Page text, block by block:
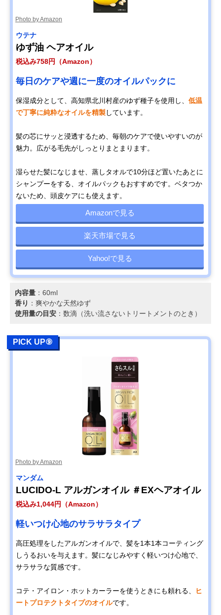
Photo by Amazon
ウテナ
ゆず油 ヘアオイル
税込み758円（Amazon）
毎日のケアや週に一度のオイルパックに
保湿成分として、高知県北川村産のゆず種子を使用し、 低温
で丁寧に純粋なオイルを精製しています。
髪の芯にサッと浸透するため、毎朝のケアで使いやすいのが
魅力。広がる毛先がしっとりまとまります。
湿らせた髪になじませ、蒸しタオルで10分ほど置いたあとに
シャンプーをする、オイルパックもおすすめです。ベタつか
ないため、頭皮ケアにも使えます。
Amazonで見る
楽天市場で見る
Yahoo!で見る
内容量 ：60ml
香り ：爽やかな天然ゆず
使用量の目安 ：数滴（洗い流さないトリートメントのとき）
PICK UP⑨
Photo by Amazon
マンダム
LUCIDO-L アルガンオイル ＃EXヘアオイル
税込み1,044円（Amazon）
軽いつけ心地のサラサラタイプ
高圧処理をしたアルガンオイルで、髪を1本1本コーティング
しうるおいを与えます。髪になじみやすく軽いつけ心地で、
サラサラな質感です。
コテ・アイロン・ホットカーラーを使うときにも頼れる、
ヒ
ートプロテクトタイプのオイルです。